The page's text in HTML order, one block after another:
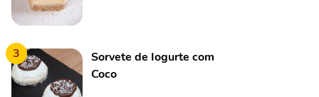
3
Sorvete de Iogurte com
Coco